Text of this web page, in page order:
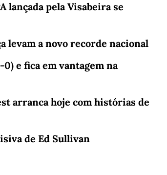
lançada pela Visabeira se
levam a novo recorde nacional
e fica em vantagem na
arranca hoje com histórias de
de Ed Sullivan